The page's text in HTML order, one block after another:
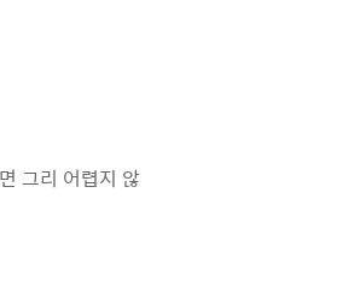
그리 어렵지 않